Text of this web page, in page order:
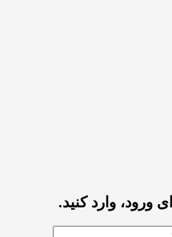
ورود، وارد کنید.